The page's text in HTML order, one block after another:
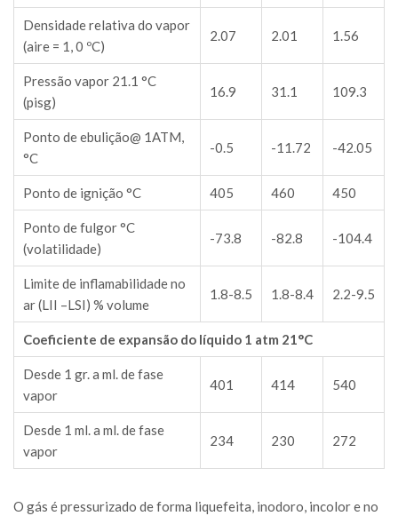
Densidade relativa do vapor
(aire = 1, 0 ºC)
2.07 2.01 1.56
Pressão vapor 21.1 °C
(pisg)
16.9 31.1 109.3
Ponto de ebulição@ 1ATM,
°C
-0.5 -11.72 -42.05
Ponto de ignição °C 405 460 450
Ponto de fulgor °C
(volatilidade)
-73.8 -82.8 -104.4
Limite de inflamabilidade no
ar (LII –LSI) % volume
1.8-8.5 1.8-8.4 2.2-9.5
Coeficiente de expansão do líquido 1 atm 21°C
Desde 1 gr. a ml. de fase
vapor
401 414 540
Desde 1 ml. a ml. de fase
vapor
234 230 272
O gás é pressurizado de forma liquefeita, inodoro, incolor e no